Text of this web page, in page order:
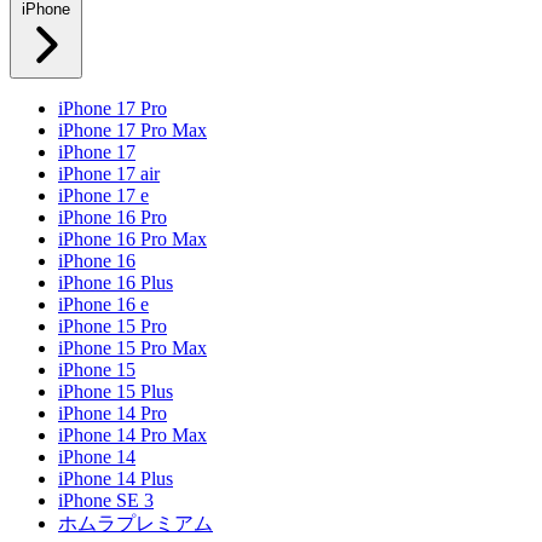
iPhone
iPhone 17 Pro
iPhone 17 Pro Max
iPhone 17
iPhone 17 air
iPhone 17 e
iPhone 16 Pro
iPhone 16 Pro Max
iPhone 16
iPhone 16 Plus
iPhone 16 e
iPhone 15 Pro
iPhone 15 Pro Max
iPhone 15
iPhone 15 Plus
iPhone 14 Pro
iPhone 14 Pro Max
iPhone 14
iPhone 14 Plus
iPhone SE 3
ホムラプレミアム